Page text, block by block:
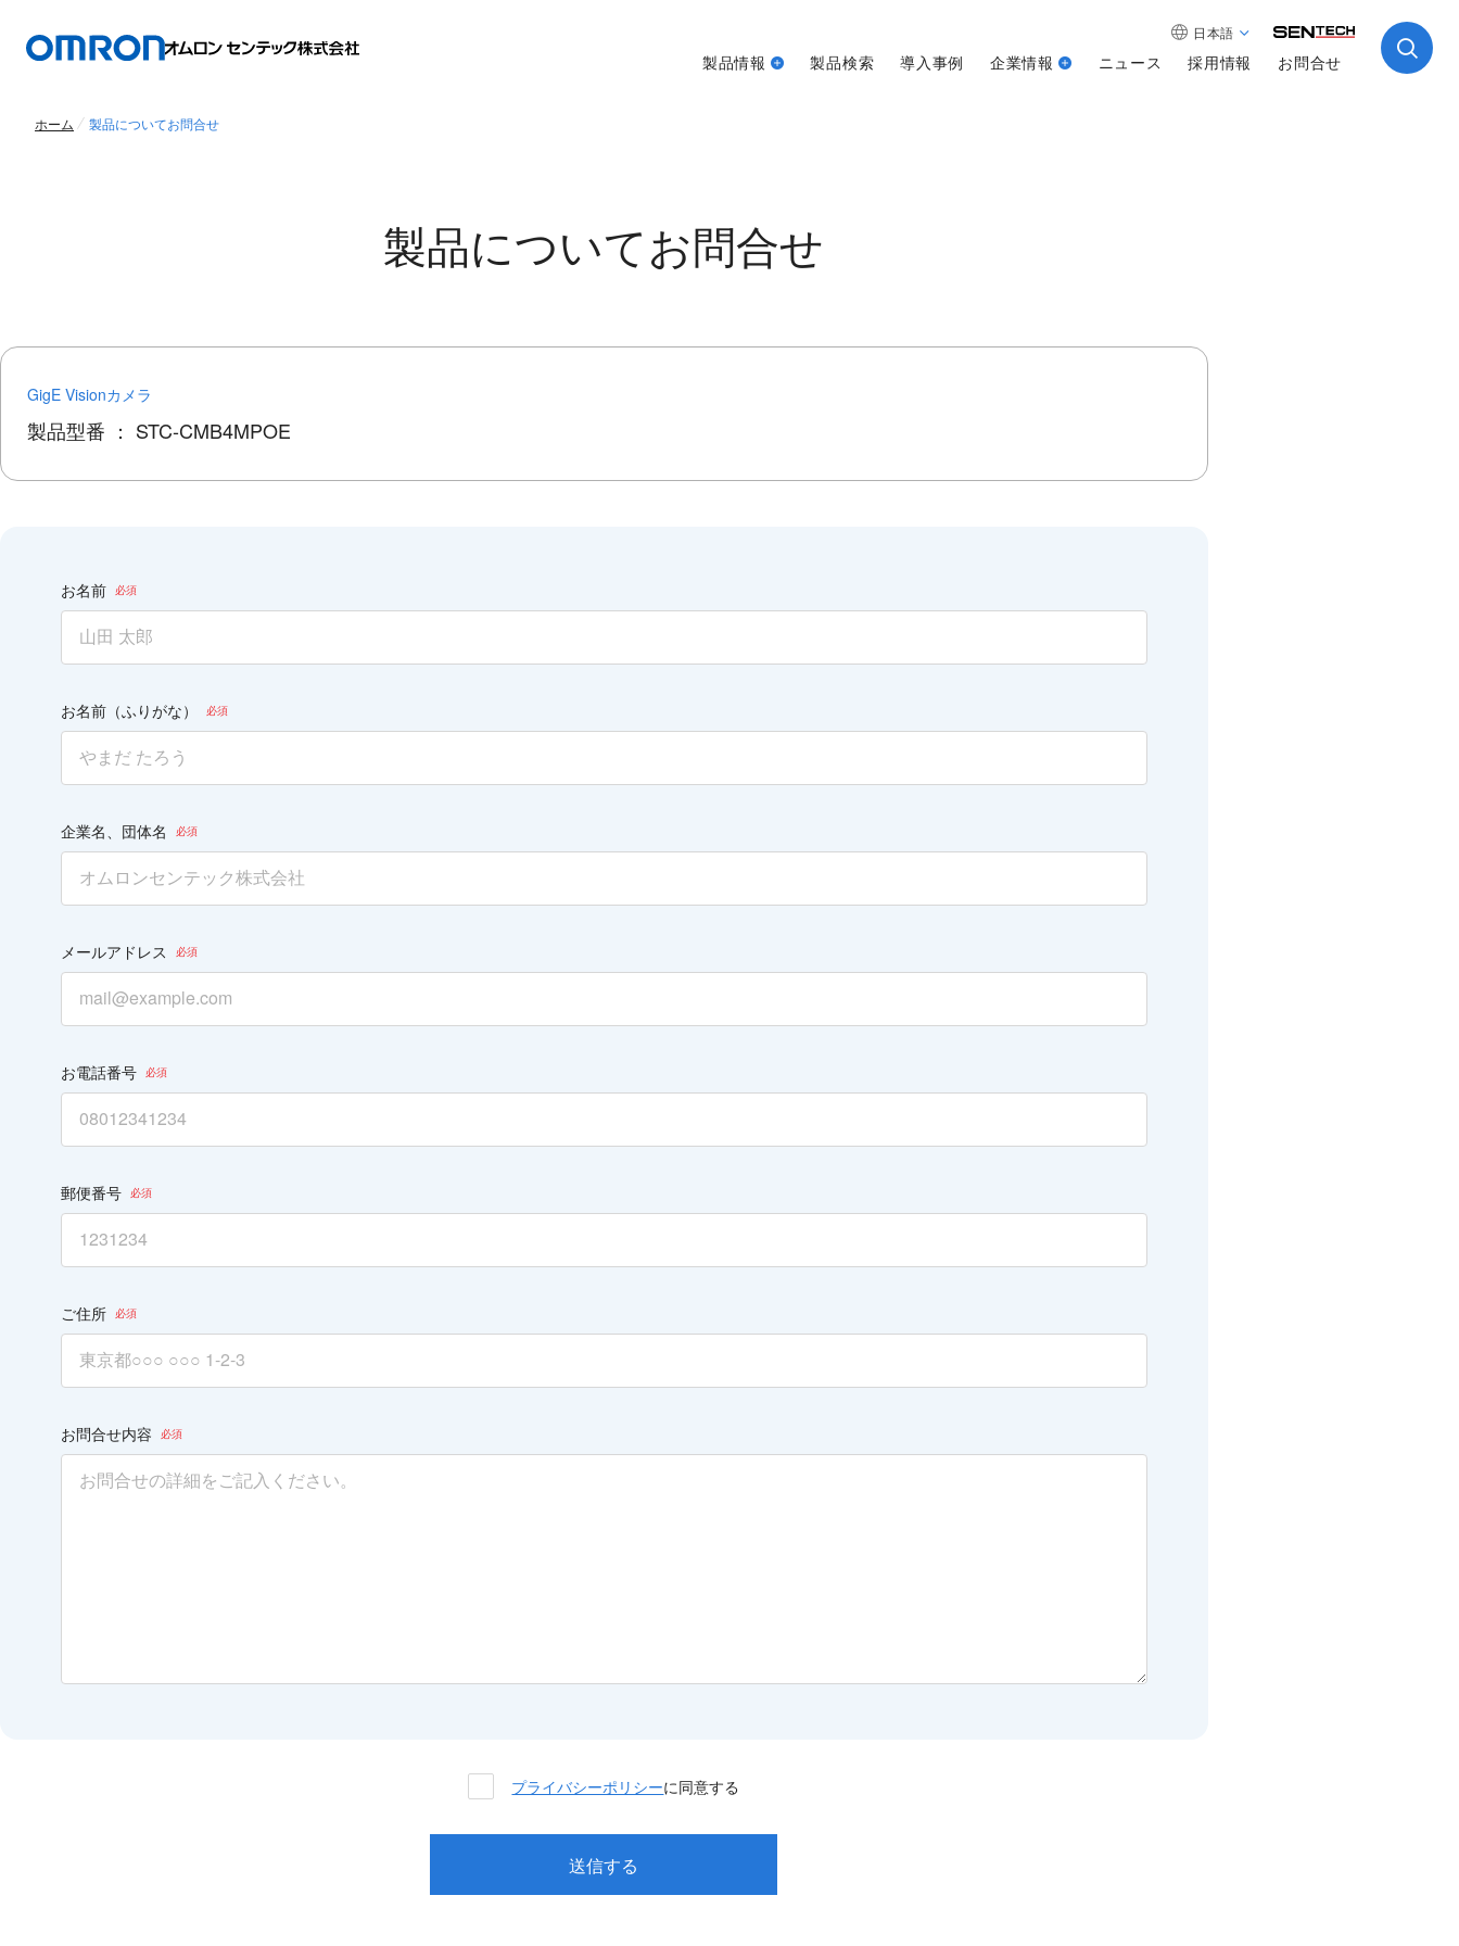
日本語
製品情報 製品検索 導入事例 企業情報 ニュース 採用情報 お問合せ
ホーム 製品についてお問合せ
製品についてお問合せ
GigE Visionカメラ
製品型番 ： STC-CMB4MPOE
お名前
お名前（ふりがな）
企業名、団体名
メールアドレス
お電話番号
郵便番号
ご住所
お問合せ内容
プライバシーポリシーに同意する